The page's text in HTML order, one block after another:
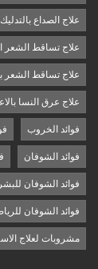
علاج الصداع بالتدليك
علاج تساقط الشعر
علاج تساقط الشعر
علاج عرق النسا
فوائد الخروب
فوائد الشوفان
فوائد الشوفان
فوائد الشوفان
مشروبات لعلاج